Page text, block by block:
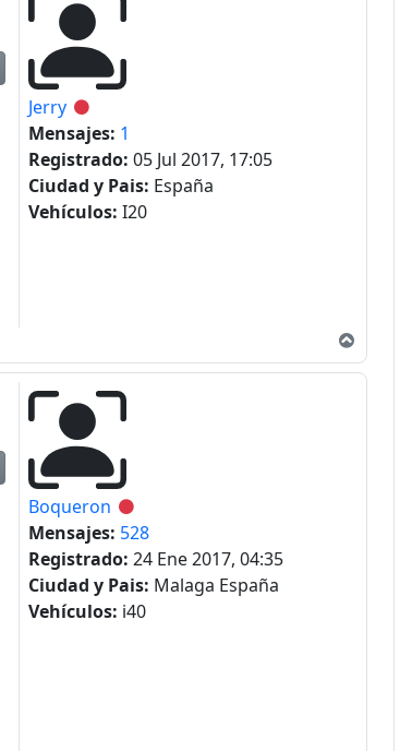
Jerry Desconectado
Mensajes: 1
Registrado: 05 Jul 2017, 17:05
Ciudad y Pais: España
Vehículos: I20
Citar
Boqueron Desconectado
Mensajes: 528
Registrado: 24 Ene 2017, 04:35
Ciudad y Pais: Malaga España
Vehículos: i40
Citar